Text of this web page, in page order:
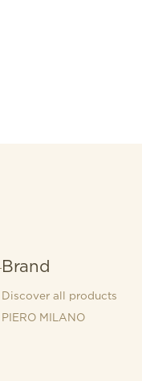
Brand
Discover all products
PIERO MILANO